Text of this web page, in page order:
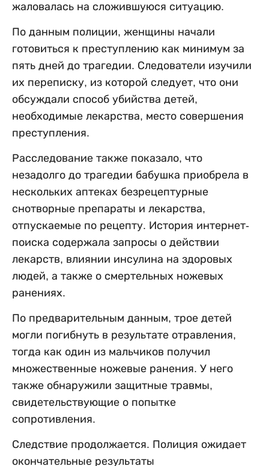
жаловалась на сложившуюся ситуацию.
По данным полиции, женщины начали
готовиться к преступлению как минимум за
пять дней до трагедии. Следователи изучили
их переписку, из которой следует, что они
обсуждали способ убийства детей,
необходимые лекарства, место совершения
преступления.
Расследование также показало, что
незадолго до трагедии бабушка приобрела в
нескольких аптеках безрецептурные
снотворные препараты и лекарства,
отпускаемые по рецепту. История интернет-
поиска содержала запросы о действии
лекарств, влиянии инсулина на здоровых
людей, а также о смертельных ножевых
ранениях.
По предварительным данным, трое детей
могли погибнуть в результате отравления,
тогда как один из мальчиков получил
множественные ножевые ранения. У него
также обнаружили защитные травмы,
свидетельствующие о попытке
сопротивления.
Следствие продолжается. Полиция ожидает
окончательные результаты